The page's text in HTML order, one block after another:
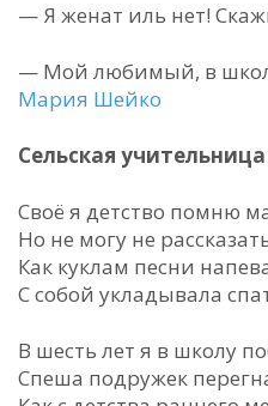
— Я женат иль нет!
— Мой любимый, в
Мария Шейко
Сельская учительница
Своё я детство помню
Но не могу не
Как куклам песни
С собой укладывала
В шесть лет я в школу
Спеша подружек